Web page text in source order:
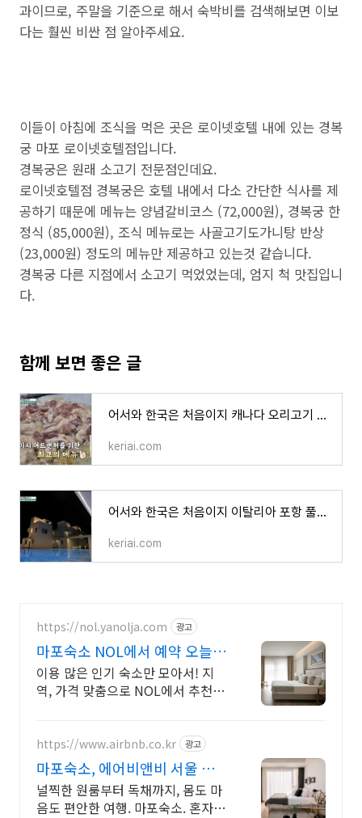
과이므로, 주말을 기준으로 해서 숙박비를 검색해보면 이보
다는 훨씬 비싼 점 알아주세요.
이들이 아침에 조식을 먹은 곳은 로이넷호텔 내에 있는 경복
궁 마포 로이넷호텔점입니다.
경복궁은 원래 소고기 전문점인데요.
로이넷호텔점 경복궁은 호텔 내에서 다소 간단한 식사를 제
공하기 때문에 메뉴는 양념갈비코스 (72,000원), 경복궁 한
정식 (85,000원), 조식 메뉴로는 사골고기도가니탕 반상
(23,000원) 정도의 메뉴만 제공하고 있는것 같습니다.
경복궁 다른 지점에서 소고기 먹었었는데, 엄지 척 맛집입니
다.
함께 보면 좋은 글
어서와 한국은 처음이지 캐나다 오리고기 김치 4종 제공 어디
keriai.com
어서와 한국은 처음이지 이탈리아 포항 풀빌라 숙소
keriai.com
https://nol.yanolja.com 광고
마포숙소 NOL에서 예약 오늘의
숙박 핫딜!
이용 많은 인기 숙소만 모아서! 지
역, 가격 맞춤으로 NOL에서 추천받
https://www.airbnb.co.kr 광고
마포숙소, 에어비앤비 서울 감성
스테이
널찍한 원룸부터 독채까지, 몸도 마
음도 편안한 여행. 마포숙소. 혼자 여